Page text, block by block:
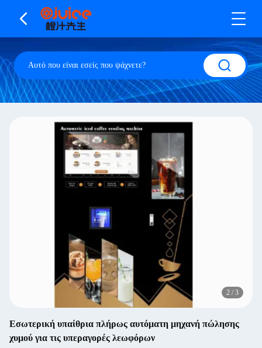
2 / 3
Εσωτερική υπαίθρια πλήρως αυτόματη μηχανή πώλησης
χυμού για τις υπεραγορές λεωφόρων